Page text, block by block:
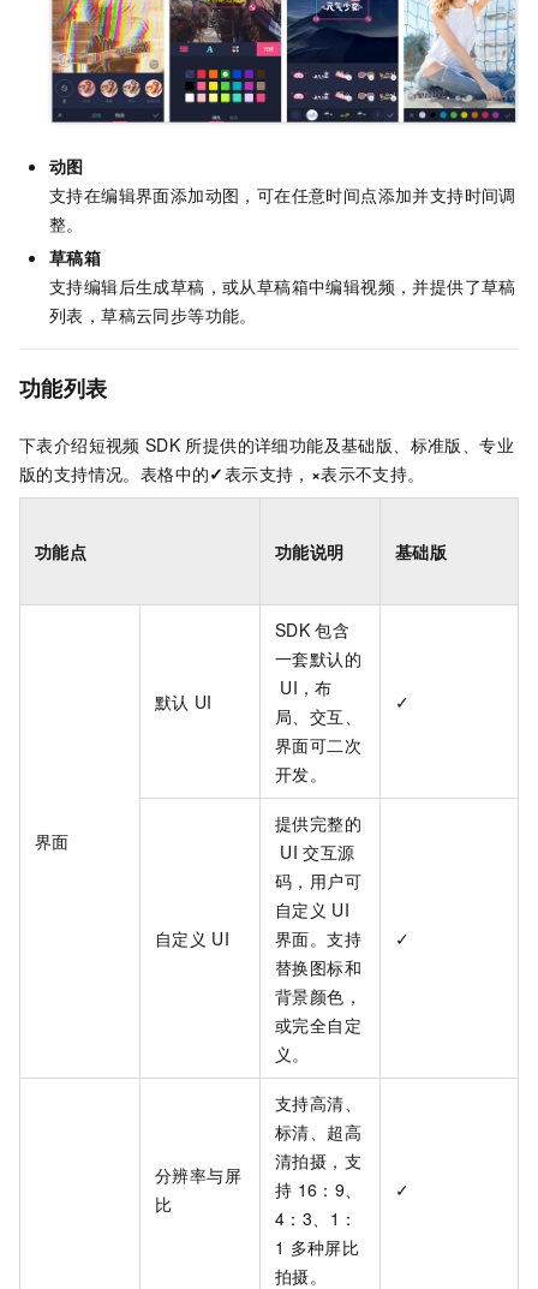
动图
支持在编辑界面添加动图，可在任意时间点添加并支持时间调
整。
草稿箱
支持编辑后生成草稿，或从草稿箱中编辑视频，并提供了草稿
列表，草稿云同步等功能。
功能列表
下表介绍短视频 SDK 所提供的详细功能及基础版、标准版、专业
版的支持情况。表格中的✓表示支持， ×表示不支持。
功能点 功能说明 基础版
界面
默认 UI
SDK 包含
一套默认的
UI，布
局、交互、
界面可二次
开发。
✓
自定义 UI
提供完整的
UI 交互源
码，用户可
自定义 UI
界面。支持
替换图标和
背景颜色，
或完全自定
义。
✓
分辨率与屏
比
支持高清、
标清、超高
清拍摄，支
持 16：9、
4：3、1：
1 多种屏比
拍摄。
✓